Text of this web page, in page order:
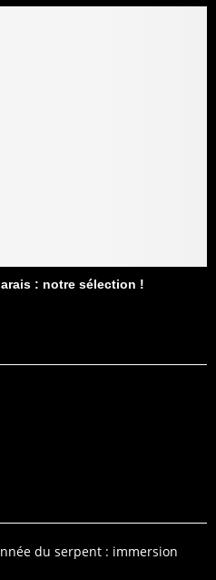
: notre sélection !
du serpent : immersion